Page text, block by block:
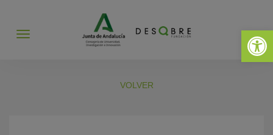
Abrir
Abrir
VOLVER